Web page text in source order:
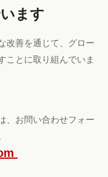
ます
改善を通じて、グロー
ことに取り組んでいま
、お問い合わせフォー